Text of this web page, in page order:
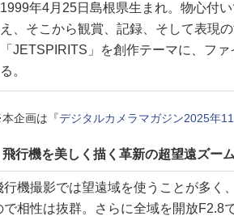
1999年4月25日島根県生まれ。物心付
え、そこから観賞、記録、そして表現
「JETSPIRITS」を創作テーマに、フ
る。
企画は『デジタルカメラマガジン2025年
飛行機を美しく描く革新の超望遠ズーム
行機撮影では望遠域を使うことが多く
で相性は抜群。さらに全域を開放F2.8